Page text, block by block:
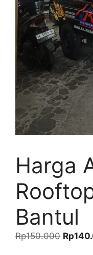
Harga
Bantul
Rp150.000 Harga
Rp